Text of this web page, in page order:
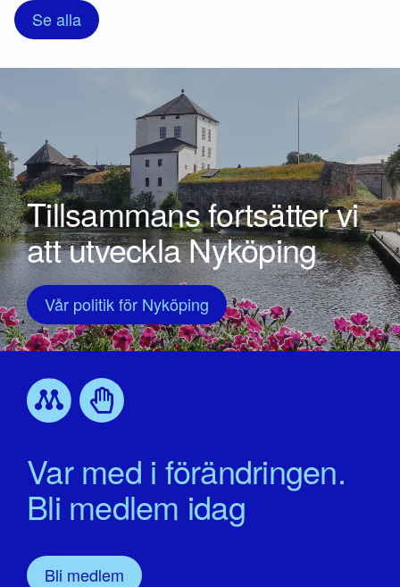
Se alla
Tillsammans fortsätter vi
att utveckla Nyköping
Vår politik för Nyköping
Var med i förändringen.
Bli medlem idag
Bli medlem